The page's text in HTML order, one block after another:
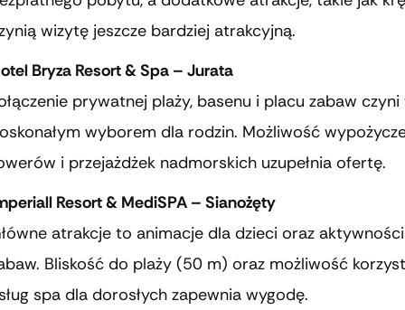
wizytę jeszcze bardziej atrakcyjną.
Bryza Resort & Spa – Jurata
prywatnej plaży, basenu i placu zabaw
wyborem dla rodzin. Możliwość
i przejażdżek nadmorskich uzupełnia ofertę.
Resort & MediSPA – Sianożęty
atrakcje to animacje dla dzieci oraz
Bliskość do plaży (50 m) oraz możliwość
spa dla dorosłych zapewnia wygodę.